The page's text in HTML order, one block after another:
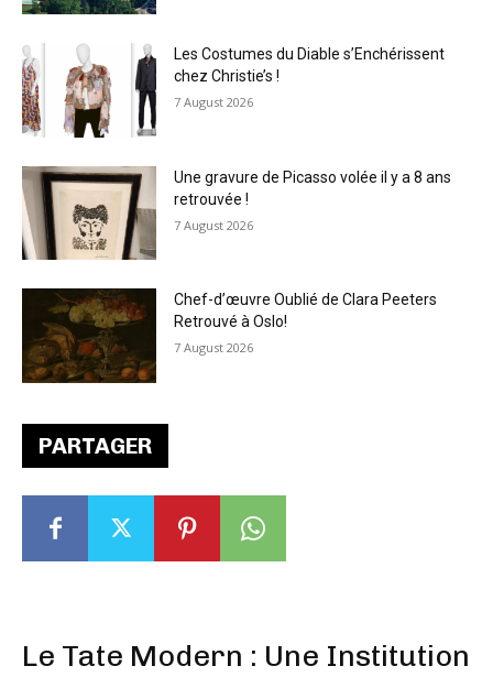
PARTAGER
Le Tate Modern : Une Institution
Les Costumes du Diable s’Enchérissent
chez Christie’s !
7 August 2026
Une gravure de Picasso volée il y a 8 ans
retrouvée !
7 August 2026
Chef-d’œuvre Oublié de Clara Peeters
Retrouvé à Oslo!
7 August 2026